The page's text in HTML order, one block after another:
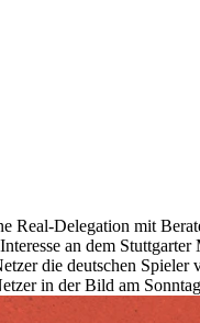
Delegation mit
an dem
die deutschen
in der Bild am